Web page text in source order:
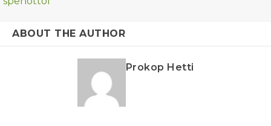
ABOUT THE AUTHOR
Prokop Hetti